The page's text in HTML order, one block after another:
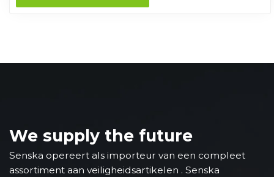
We supply the future
Senska opereert als importeur van een compleet
assortiment aan veiligheidsartikelen . Senska